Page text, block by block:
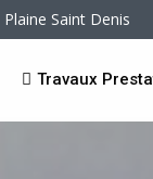
Saint Denis
Travaux